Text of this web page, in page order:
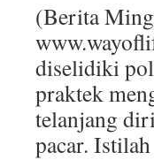
(Berita
diselidiki
praktek
telanjang
pacar.